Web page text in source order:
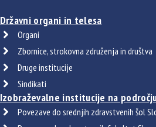
Državni organi in telesa
Organi
Zbornice, strokovna združenja in društva
Druge institucije
Sindikati
Izobraževalne institucije na
Povezave do srednjih zdravstvenih šol